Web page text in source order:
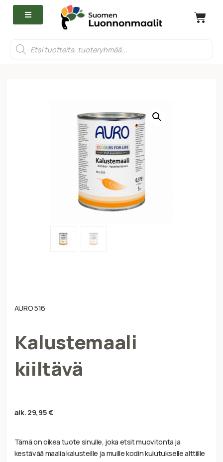
AURO 516
Kalustemaali
kiiltävä
alk. 29,95€
Tämä on oikea tuote sinulle, joka etsit muovitonta ja
kestävää maalia kalusteille ja muille kodin kulutukselle alttiille